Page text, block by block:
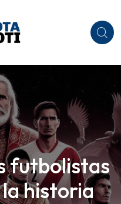
futbolistas
historia